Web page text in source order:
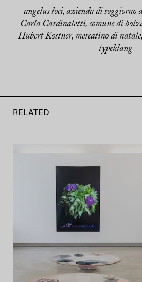
angelus loci, azienda di soggiorno
Carla Cardinaletti, comune di
Hubert Kostner, mercatino di natale,
typeklang
RELATED